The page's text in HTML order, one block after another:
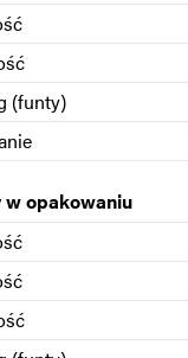
(funty)
w opakowaniu